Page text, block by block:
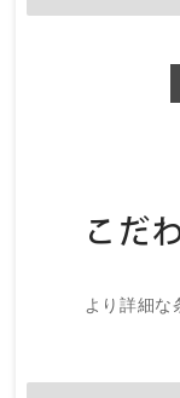
こだ
より詳細な